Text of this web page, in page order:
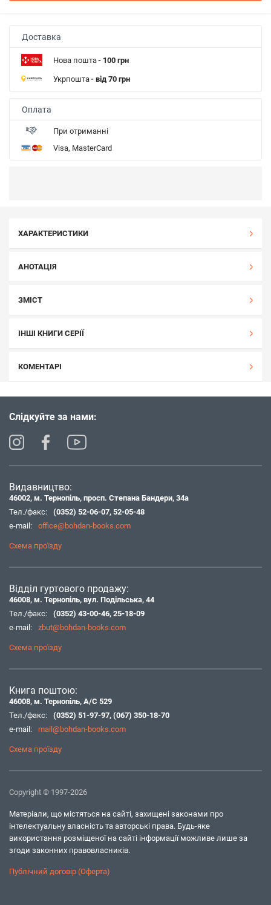
Доставка
Нова пошта- 100 грн
Укрпошта- від 70 грн
Оплата
При отриманні
Visa, MasterCard
ХАРАКТЕРИСТИКИ
АНОТАЦІЯ
ЗМІСТ
ІНШІ КНИГИ СЕРІЇ
КОМЕНТАРІ
Слідкуйте за нами:
Видавництво:
46002, м. Тернопіль, просп. Степана Бандери, 34а
Тел./факс:
(0352) 52-06-07, 52-05-48
e-mail:
office@bohdan-books.com
Схема проїзду
Відділ гуртового продажу:
46008, м. Тернопіль, вул. Подільська, 44
Тел./факс:
(0352) 43-00-46, 25-18-09
e-mail:
zbut@bohdan-books.com
Схема проїзду
Книга поштою:
46008, м. Тернопіль, А/С 529
Тел./факс:
(0352) 51-97-97, (067) 350-18-70
e-mail:
mail@bohdan-books.com
Схема проїзду
Copyright © 1997-2026
Матеріали, що містяться на сайті, захищені законами про
інтелектуальну власність та авторські права. Будь-яке
використання розміщеної на сайті інформації можливе лише за
згоди законних правовласників.
Публічний договір (Оферта)